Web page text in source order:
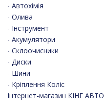
- Автохімія
- Олива
- Інструмент
- Акумулятори
- Склоочисники
- Диски
- Шини
- Кріплення Коліс
Інтернет-магазин КІНГ АВТО